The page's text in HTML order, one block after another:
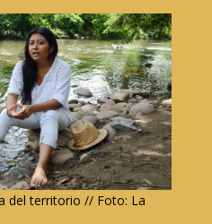
del territorio // Foto: La